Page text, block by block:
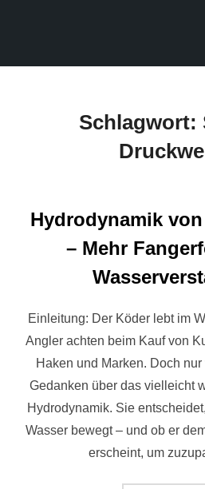
Schlagwort:
Hydrodynamik
– Mehr
Einleitung: Der Köder lebt im
Angler achten beim Kauf von
Haken und Marken. Doch
Gedanken über das vielleicht
Hydrodynamik. Sie
Wasser bewegt – und ob er
erscheint, um